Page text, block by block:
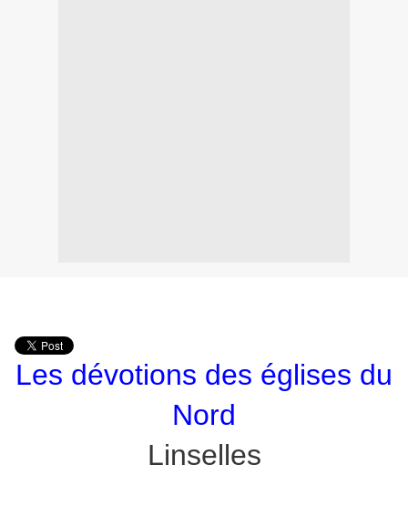
Les dévotions des églises du
Nord
Linselles